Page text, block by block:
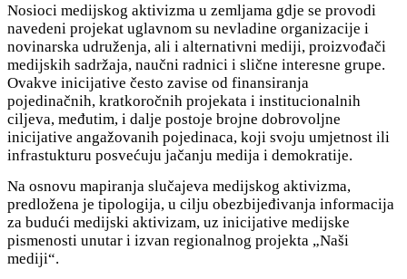
Nosioci medijskog aktivizma u zemljama gdje se provodi
navedeni projekat uglavnom su nevladine organizacije i
novinarska udruženja, ali i alternativni mediji, proizvođači
medijskih sadržaja, naučni radnici i slične interesne grupe.
Ovakve inicijative često zavise od finansiranja
pojedinačnih, kratkoročnih projekata i institucionalnih
ciljeva, međutim, i dalje postoje brojne dobrovoljne
inicijative angažovanih pojedinaca, koji svoju umjetnost ili
infrastukturu posvećuju jačanju medija i demokratije.
Na osnovu mapiranja slučajeva medijskog aktivizma,
predložena je tipologija, u cilju obezbijeđivanja informacija
za budući medijski aktivizam, uz inicijative medijske
pismenosti unutar i izvan regionalnog projekta „Naši
mediji“.